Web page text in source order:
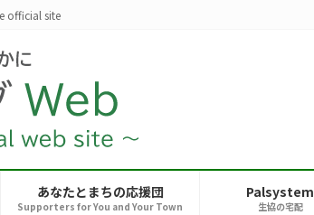
official site
あなたとまちの応援団
Supporters for You and Your Town
Palsystem
生協の宅配